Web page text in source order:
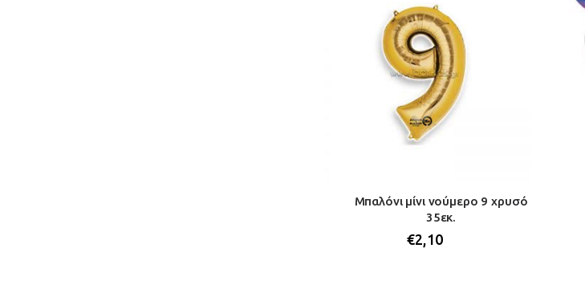
Μπαλόνι μίνι νούμερο 9 χρυσό
35εκ.
€2,10